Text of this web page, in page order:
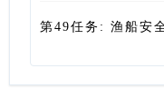
第49任务: 渔船安